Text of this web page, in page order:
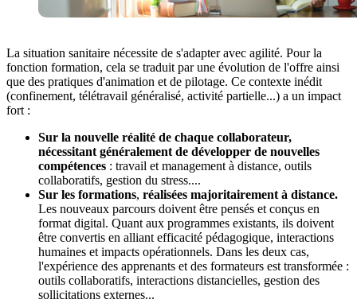
La situation sanitaire nécessite de s'adapter avec agilité. Pour la
fonction formation, cela se traduit par une évolution de l'offre ainsi
que des pratiques d'animation et de pilotage. Ce contexte inédit
(confinement, télétravail généralisé, activité partielle...) a un impact
fort :
Sur la nouvelle réalité de chaque collaborateur,
nécessitant généralement de développer de nouvelles
compétences : travail et management à distance, outils
collaboratifs, gestion du stress....
Sur les formations, réalisées majoritairement à distance.
Les nouveaux parcours doivent être pensés et conçus en
format digital. Quant aux programmes existants, ils doivent
être convertis en alliant efficacité pédagogique, interactions
humaines et impacts opérationnels. Dans les deux cas,
l'expérience des apprenants et des formateurs est transformée :
outils collaboratifs, interactions distancielles, gestion des
sollicitations externes...